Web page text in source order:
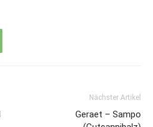
Nächster Artikel
Geraet – Sampo